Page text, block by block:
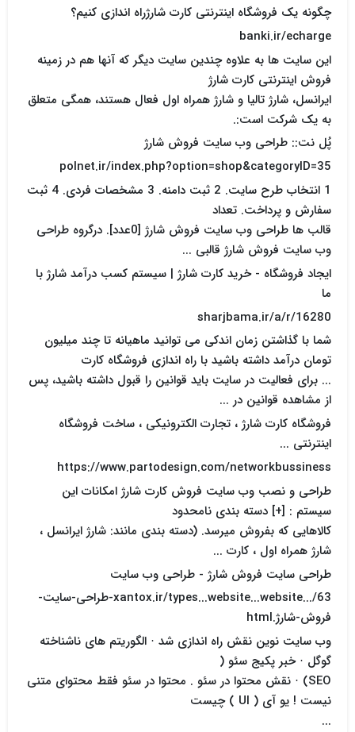
چگونه یک فروشگاه اینترنتی کارت شارژراه اندازی کنیم؟
banki.ir/echarge
این سایت ها به علاوه چندین سایت دیگر که آنها هم در زمینه
فروش اینترنتی کارت شارژ
ایرانسل، شارژ تالیا و شارژ همراه اول فعال هستند، همگی متعلق
به یک شرکت است:.
پُل نت:: طراحی وب سایت فروش شارژ
polnet.ir/index.php?option=shop&categoryID=35
1 انتخاب طرح سایت. 2 ثبت دامنه. 3 مشخصات فردی. 4 ثبت
سفارش و پرداخت. تعداد
قالب ها طراحی وب سایت فروش شارژ [0عدد]. درگروه طراحی
وب سایت فروش شارژ قالبی ...
ایجاد فروشگاه - خرید کارت شارژ | سیستم کسب درآمد شارژ با
ما
sharjbama.ir/a/r/16280
ﺷﻤﺎ ﺑﺎ ﮔﺬﺍﺷﺘﻦ ﺯﻣﺎﻥ ﺍﻧﺪﮐﯽ ﻣﯽ ﺗﻮﺍﻧﯿﺪ ﻣﺎﻫﯿﺎﻧﻪ ﺗﺎ ﭼﻨﺪ ﻣﯿﻠﯿﻮﻥ
ﺗﻮﻣﺎﻥ ﺩﺭﺁﻣﺪ ﺩﺍﺷﺘﻪ ﺑﺎﺷﯿﺪ ﺑﺎ ﺭﺍﻩ ﺍﻧﺪﺍﺯﯼ ﻓﺮﻭﺷﮕﺎﻩ ﮐﺎﺭﺕ
... برای فعالیت در سایت باید قوانین را قبول داشته باشید، پس
از مشاهده قوانین در ...
فروشگاه کارت شارژ ، تجارت الکترونیکی ، ساخت فروشگاه
اینترنتی ...
https://www.partodesign.com/networkbussiness
طراحی و نصب وب سایت فروش کارت شارژ امکانات این
سیستم : [+] دسته بندی نامحدود
کالاهایی که بفروش میرسد. (دسته بندی مانند: شارژ ایرانسل ،
شارژ همراه اول ، کارت ...
طراحی سایت فروش شارژ - طراحی وب سایت
xantox.ir/types...website...website.../63-طراحی-سایت-
فروش-شارژ.html
وب سایت نوین نقش راه اندازی شد · الگوریتم های ناشناخته
گوگل · خبر پکیج سئو (
SEO) · نقش محتوا در سئو . محتوا در سئو فقط محتوای متنی
نیست ! یو آی ( UI ) چیست
...